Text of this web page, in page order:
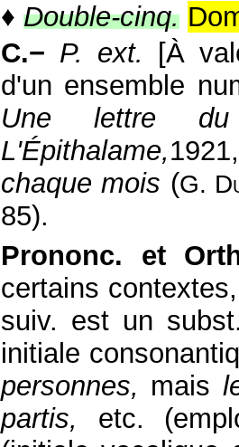
♦ Double-cinq.
C.− P. ext.
[À
d'un ensemble
Une lettre du
L'Épithalame,1921
chaque mois (G.
85).
Prononc. et
certains
suiv. est un
initiale
personnes, mais
partis,
etc.